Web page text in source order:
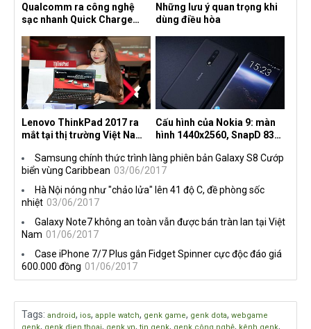
Qualcomm ra công nghệ
sạc nhanh Quick Charge
Những lưu ý quan trọng khi
dùng điều hòa
Lenovo ThinkPad 2017 ra
mắt tại thị trường Việt Nam,
Cấu hình của Nokia 9: màn
hình 1440x2560, SnapD 835,
Samsung chính thức trình làng phiên bản Galaxy S8 Cướp
biển vùng Caribbean 03/06/2017
Hà Nội nóng như "chảo lửa" lên 41 độ C, đề phòng sốc
nhiệt 03/06/2017
Galaxy Note7 không an toàn vẫn được bán tràn lan tại Việt
Nam 01/06/2017
Case iPhone 7/7 Plus gắn Fidget Spinner cực độc đáo giá
600.000 đồng 01/06/2017
Tags: android, ios, apple watch, genk game, genk dota, webgame
genk, genk dien thoai, genk.vn, tin genk, genk công nghệ, kênh genk,